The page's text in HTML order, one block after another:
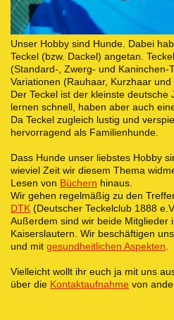
Unser Hobby sind Hunde. Dabei
Teckel (bzw. Dackel) angetan.
(Standard-, Zwerg- und Kaninchen-
Variationen (Rauhaar, Kurzhaar und
Der Teckel ist der kleinste deutsche
lernen schnell, haben aber auch
Da Teckel zugleich lustig und
hervorragend als Familienhunde.
Dass Hunde unser liebstes Hobby
wieviel Zeit wir diesem Thema
Lesen von Büchern hinaus.
Wir gehen regelmäßig zu den
DTK (Deutscher Teckelclub 1888
Außerdem sind wir beide Mitglieder
Kaiserslautern. Wir beschäftigen
und mit gesundheitlichen Aspekten
Vielleicht wollt ihr euch ja mit uns
über die Kontaktaufnahme von